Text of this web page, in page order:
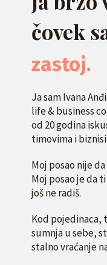
čovek
zastoj.
Ja sam Ivana
life & business
od 20 godina
timovima i
Moj posao nije
Moj posao je da
još ne radiš.
Kod pojedinaca,
sumnja u sebe,
stalno vraćanje